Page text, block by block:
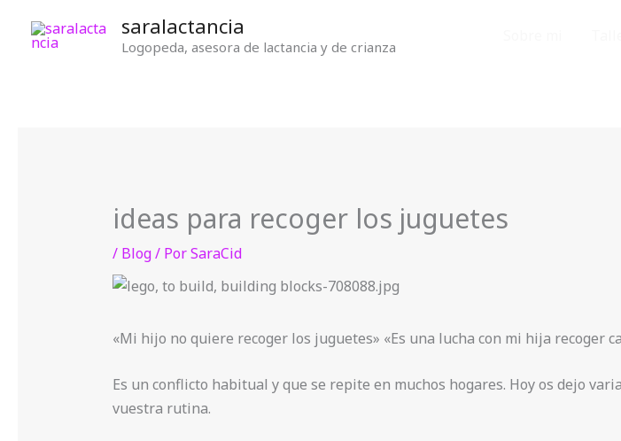
saralactancia
Logopeda, asesora de lactancia y de crianza
ideas para recoger los juguetes
/ Blog/ PorSaraCid
«Mi hijo no quiere recoger los juguetes» «Es una lucha con mi hija recoger
Es un conflicto habitual y que se repite en muchos hogares. Hoy os dejo
vuestra rutina.